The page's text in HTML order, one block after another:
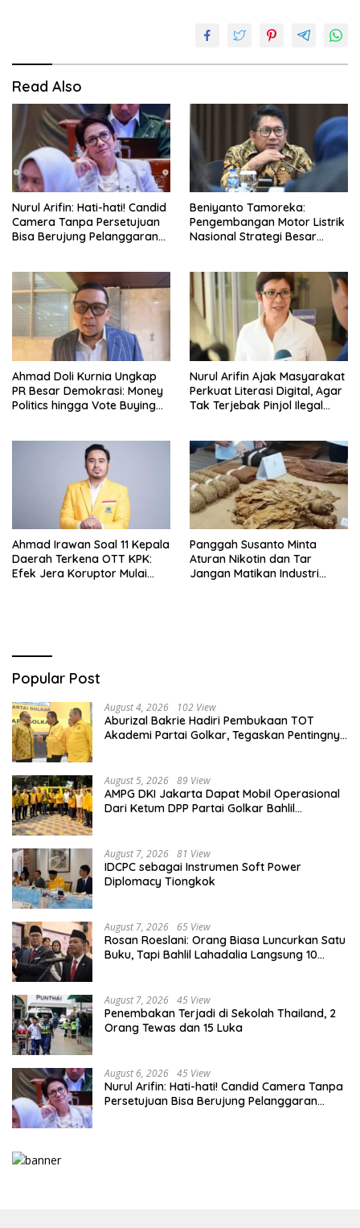
Read Also
Nurul Arifin: Hati-hati! Candid
Camera Tanpa Persetujuan
Bisa Berujung Pelanggaran
Beniyanto Tamoreka:
Pengembangan Motor Listrik
Nasional Strategi Besar
Ahmad Doli Kurnia Ungkap
PR Besar Demokrasi: Money
Politics hingga Vote Buying
Nurul Arifin Ajak Masyarakat
Perkuat Literasi Digital, Agar
Tak Terjebak Pinjol Ilegal
Ahmad Irawan Soal 11 Kepala
Daerah Terkena OTT KPK:
Efek Jera Koruptor Mulai
Panggah Susanto Minta
Aturan Nikotin dan Tar
Jangan Matikan Industri
Popular Post
August 4, 2026 102 View
Aburizal Bakrie Hadiri Pembukaan TOT
Akademi Partai Golkar, Tegaskan Pentingnya
August 5, 2026 89 View
AMPG DKI Jakarta Dapat Mobil Operasional
Dari Ketum DPP Partai Golkar Bahlil
August 7, 2026 81 View
IDCPC sebagai Instrumen Soft Power
Diplomacy Tiongkok
August 7, 2026 65 View
Rosan Roeslani: Orang Biasa Luncurkan Satu
Buku, Tapi Bahlil Lahadalia Langsung 10
August 7, 2026 45 View
Penembakan Terjadi di Sekolah Thailand, 2
Orang Tewas dan 15 Luka
August 6, 2026 45 View
Nurul Arifin: Hati-hati! Candid Camera Tanpa
Persetujuan Bisa Berujung Pelanggaran